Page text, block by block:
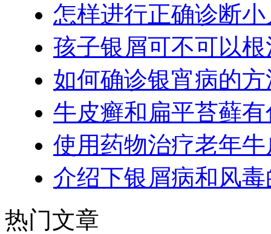
怎样进行正确诊断
孩子银屑可不可以根
如何确诊银宵病的
牛皮癣和扁平苔藓
使用药物治疗老年
介绍下银屑病和风
热门文章